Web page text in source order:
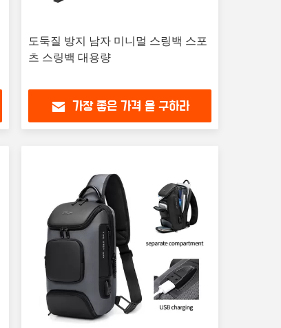
도둑질 방지 남자 미니멀 스링백 스포
츠 스링백 대용량
가장 좋은 가격 을 구하라